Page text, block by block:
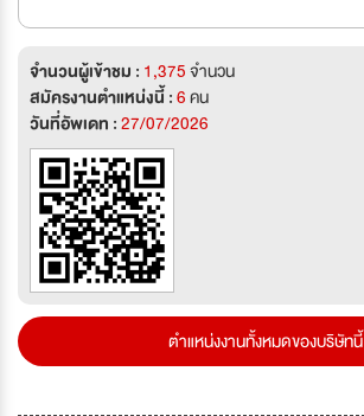
จำนวนผู้เข้าชม : 1,375จำนวน
สมัครงานตำแหน่งนี้ :6คน
วันที่อัพเดท :27/07/2026
ตำแหน่งงานทั้งหมดของบริษัทนี้